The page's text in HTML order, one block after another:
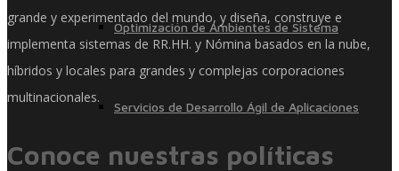
Optimización de Ambientes de Sistema
Servicios de Desarrollo Ágil de Aplicaciones
grande y experimentado del mundo, y diseña, construye e
implementa sistemas de RR.HH. y Nómina basados ​​en la nube,
híbridos y locales para grandes y complejas corporaciones
multinacionales.
Conoce nuestras políticas